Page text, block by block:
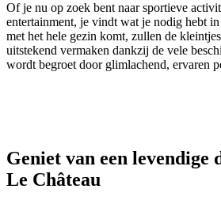
Of je nu op zoek bent naar sportieve
entertainment, je vindt wat je nodig hebt
met het hele gezin komt, zullen de
uitstekend vermaken dankzij de vele
wordt begroet door glimlachend, ervaren
Geniet van een levendige
Le Château